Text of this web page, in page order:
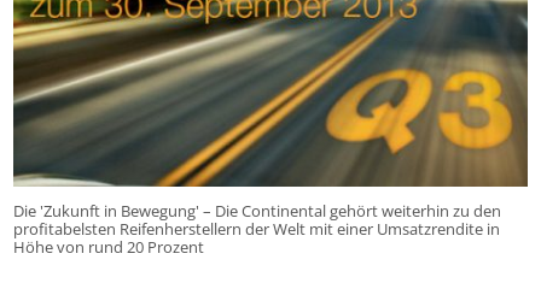
Die 'Zukunft in Bewegung' – Die Continental gehört weiterhin zu den
profitabelsten Reifenherstellern der Welt mit einer Umsatzrendite in
Höhe von rund 20 Prozent